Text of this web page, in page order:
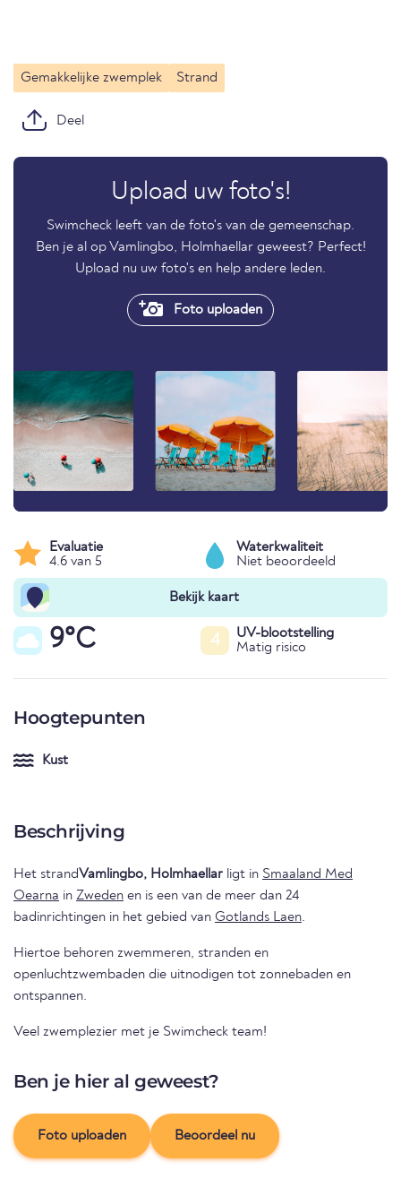
Gemakkelijke zwemplek Strand
Deel
Upload uw foto's!
Swimcheck leeft van de foto's van de gemeenschap.
Ben je al op Vamlingbo, Holmhaellar geweest? Perfect!
Upload nu uw foto's en help andere leden.
Foto uploaden
Evaluatie
4.6 van 5
Waterkwaliteit
Niet beoordeeld
Bekijk kaart
9°C 4
UV-blootstelling
Matig risico
Hoogtepunten
Kust
Beschrijving
Het strandVamlingbo, Holmhaellar ligt in Smaaland Med
Oearna in Zweden en is een van de meer dan 24
badinrichtingen in het gebied van Gotlands Laen.
Hiertoe behoren zwemmeren, stranden en
openluchtzwembaden die uitnodigen tot zonnebaden en
ontspannen.
Veel zwemplezier met je Swimcheck team!
Ben je hier al geweest?
Foto uploaden Beoordeel nu